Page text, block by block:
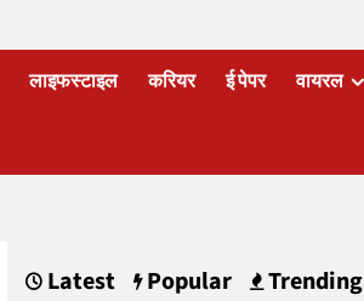
लाइफस्टाइल करियर ई पेपर वायरल
Latest Popular Trending